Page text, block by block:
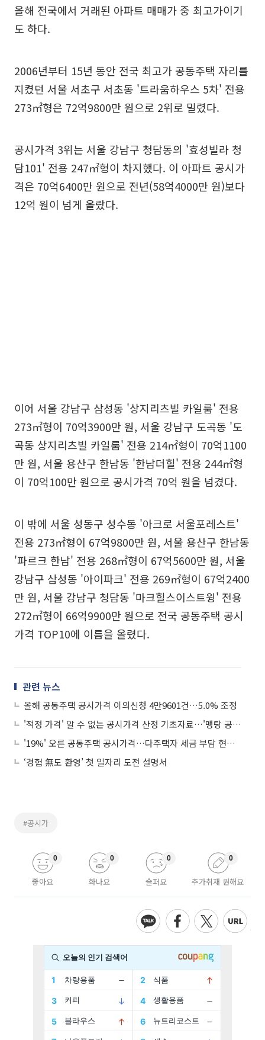
올해 전국에서 거래된 아파트 매매가 중 최고가이기
도 하다.
2006년부터 15년 동안 전국 최고가 공동주택 자리를
지켰던 서울 서초구 서초동 '트라움하우스 5차' 전용
273㎡형은 72억9800만 원으로 2위로 밀렸다.
공시가격 3위는 서울 강남구 청담동의 '효성빌라 청
담101' 전용 247㎡형이 차지했다. 이 아파트 공시가
격은 70억6400만 원으로 전년(58억4000만 원)보다
12억 원이 넘게 올랐다.
이어 서울 강남구 삼성동 '상지리츠빌 카일룸' 전용
273㎡형이 70억3900만 원, 서울 강남구 도곡동 '도
곡동 상지리츠빌 카일룸' 전용 214㎡형이 70억1100
만 원, 서울 용산구 한남동 '한남더힐' 전용 244㎡형
이 70억100만 원으로 공시가격 70억 원을 넘겼다.
이 밖에 서울 성동구 성수동 '아크로 서울포레스트'
전용 273㎡형이 67억9800만 원, 서울 용산구 한남동
'파르크 한남' 전용 268㎡형이 67억5600만 원, 서울
강남구 삼성동 '아이파크' 전용 269㎡형이 67억2400
만 원, 서울 강남구 청담동 '마크힐스이스트윙' 전용
272㎡형이 66억9900만 원으로 전국 공동주택 공시
가격 TOP10에 이름을 올렸다.
관련 뉴스
올해 공동주택 공시가격 이의신청 4만9601건…5.0% 조정
'적정 가격' 알 수 없는 공시가격 산정 기초자료…'맹탕 공개' 우려
'19%' 오른 공동주택 공시가격…다주택자 세금 부담 현실화
‘경험 無도 환영’ 첫 일자리 도전 설명서
#공시가
좋아요
0
화나요
0
슬퍼요
0
추가취재 원해요
0